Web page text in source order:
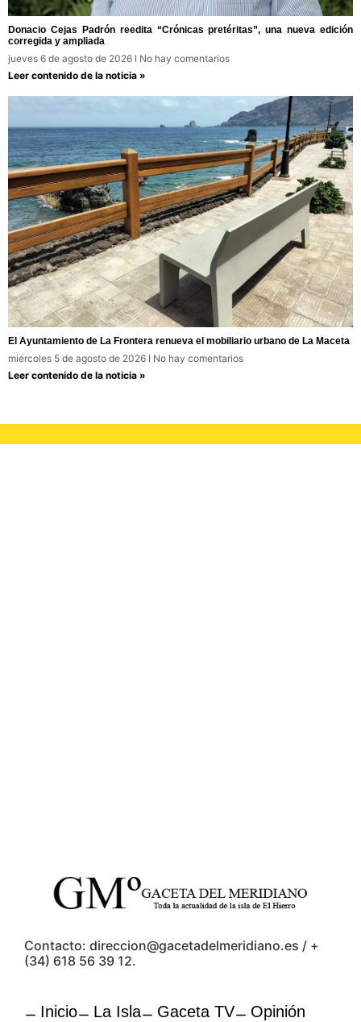
Donacio Cejas Padrón reedita “Crónicas pretéritas”, una nueva edición
corregida y ampliada
jueves 6 de agosto de 2026
No hay comentarios
Leer contenido de la noticia »
El Ayuntamiento de La Frontera renueva el mobiliario urbano de La Maceta
miércoles 5 de agosto de 2026
No hay comentarios
Leer contenido de la noticia »
Contacto: direccion@gacetadelmeridiano.es / +
(34) 618 56 39 12.
Inicio La Isla Gaceta TV
Opinión